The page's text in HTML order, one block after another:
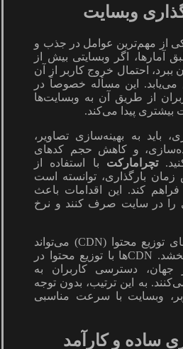
وبسایت
از مهم‌ترین عوامل در جذب و
آمارها، اگر وبسایتی بیش از
ببرد، احتمال خروج کاربر از آن
این مسأله خصوصاً در
از طریق آن به وبسایت‌ها
بیشتری پیدا می‌کند.
باید به بهینه‌سازی تصاویر،
و کاهش حجم کدهای
تچرامارکت با استفاده از
بارگذاری، توانسته است
کند. این اقدامات باعث
را در سایت صرف کنند و نرخ
همچنین، استفاده از شبکه‌های توزیع محتوا (CDN) می‌تواند
سرعت بارگذاری را بهبود بخشد. CDNها با توزیع محتوا در
دسترسی کاربران به
به این ترتیب، بدون توجه
وبسایت با سرعت مناسبی
ساده و کارآمد